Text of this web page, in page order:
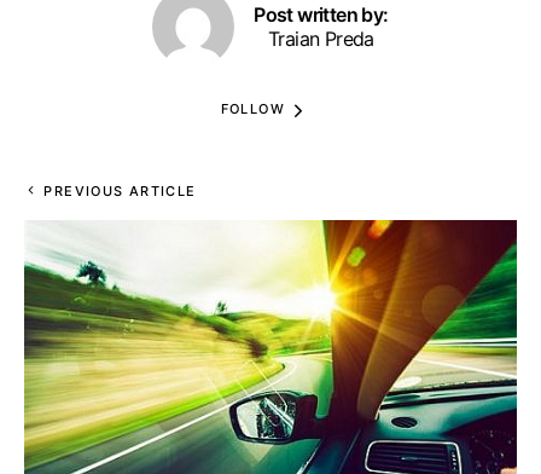
Post written by:
Traian Preda
FOLLOW
PREVIOUS ARTICLE